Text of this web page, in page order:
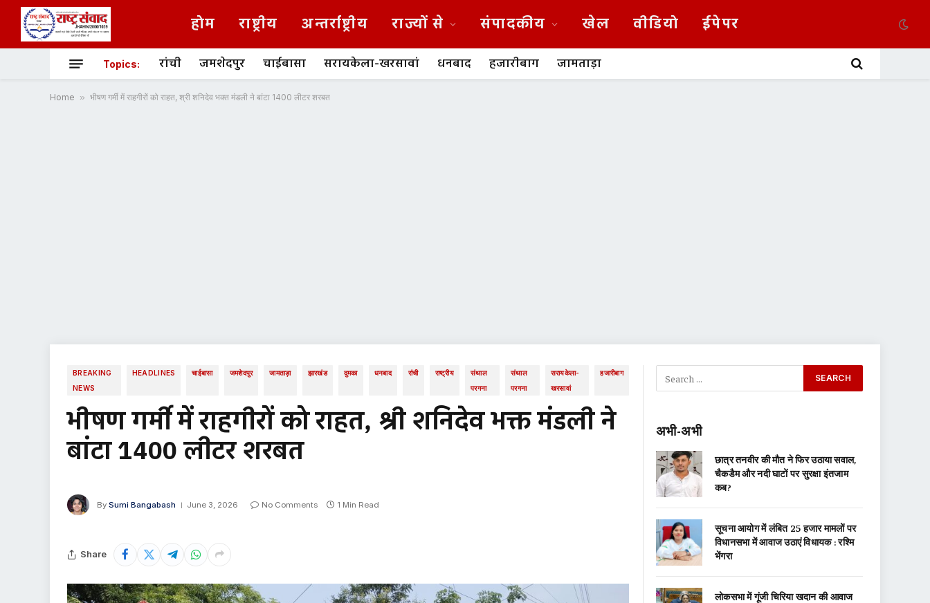
होम राष्ट्रीय अन्तर्राष्ट्रीय राज्यों से संपादकीय खेल वीडियो ईपेपर
Topics: रांची जमशेदपुर चाईबासा सरायकेला-खरसावां धनबाद हजारीबाग जामताड़ा
Home » भीषण गर्मी में राहगीरों को राहत, श्री शनिदेव भक्त मंडली ने बांटा 1400 लीटर शरबत
BREAKING
NEWS
HEADLINES चाईबासा जमशेदपुर जामताड़ा झारखंड दुमका धनबाद रांची राष्ट्रीय
संथाल
परगना
संथाल
परगना
सरायकेला-
खरसावां
हजारीबाग
भीषण गर्मी में राहगीरों को राहत, श्री शनिदेव भक्त मंडली ने
बांटा 1400 लीटर शरबत
By Sumi Bangabash June 3, 2026 No Comments 1 Min Read
Share
अभी-अभी
छात्र तनवीर की मौत ने फिर उठाया सवाल,
चैकडैम और नदी घाटों पर सुरक्षा इंतजाम
कब?
सूचना आयोग में लंबित 25 हजार मामलों पर
विधानसभा में आवाज उठाएं विधायक : रश्मि
भेंगरा
लोकसभा में गूंजी चिरिया खदान की आवाज